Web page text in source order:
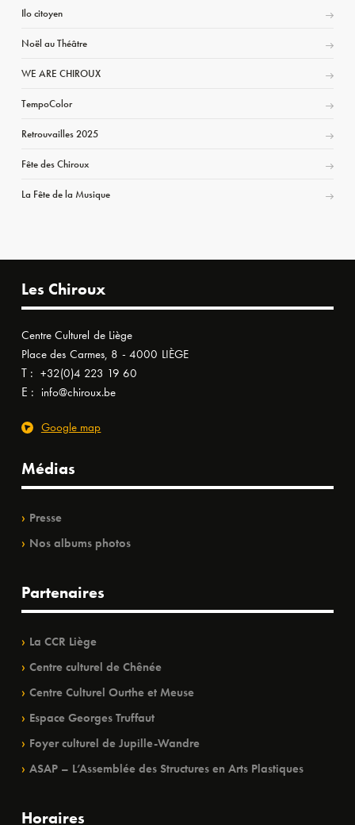
Ilo citoyen
Noël au Théâtre
WE ARE CHIROUX
TempoColor
Retrouvailles 2025
Fête des Chiroux
La Fête de la Musique
Les Chiroux
Centre Culturel de Liège
Place des Carmes, 8 - 4000 LIÈGE
T : +32(0)4 223 19 60
E : info@chiroux.be
Google map
Médias
Presse
Nos albums photos
Partenaires
La CCR Liège
Centre culturel de Chênée
Centre Culturel Ourthe et Meuse
Espace Georges Truffaut
Foyer culturel de Jupille-Wandre
ASAP – L’Assemblée des Structures en Arts Plastiques
Horaires